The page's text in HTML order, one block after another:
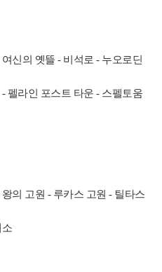
신의 옛뜰 - 비석로 - 누오로딘
펠라인 포스트 타운 - 스펠토움
의 고원 - 루카스 고원 - 틸타스
소